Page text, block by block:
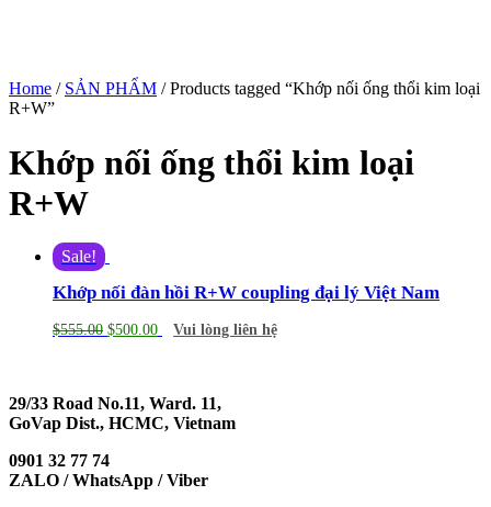
Home / SẢN PHẨM / Products tagged “Khớp nối ống thổi kim loại
R+W”
Khớp nối ống thổi kim loại
R+W
Sale!
Khớp nối đàn hồi R+W coupling đại lý Việt Nam
$555.00 $500.00 Vui lòng liên hệ
29/33 Road No.11, Ward. 11,
GoVap Dist., HCMC, Vietnam
0901 32 77 74
ZALO / WhatsApp / Viber